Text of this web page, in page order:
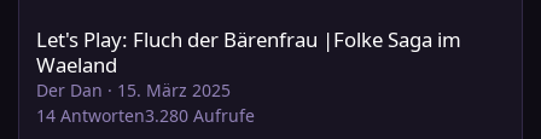
Let's Play: Fluch der Bärenfrau |Folke Saga im
Waeland
Der Dan · 15. März 2025
14 Antworten3.280 Aufrufe